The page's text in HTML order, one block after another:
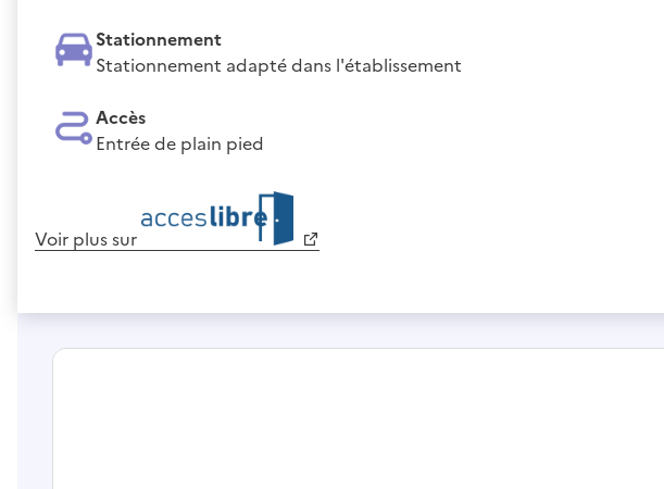
Stationnement
Stationnement adapté dans l'établissement
Accès
Entrée de plain pied
Voir plus sur